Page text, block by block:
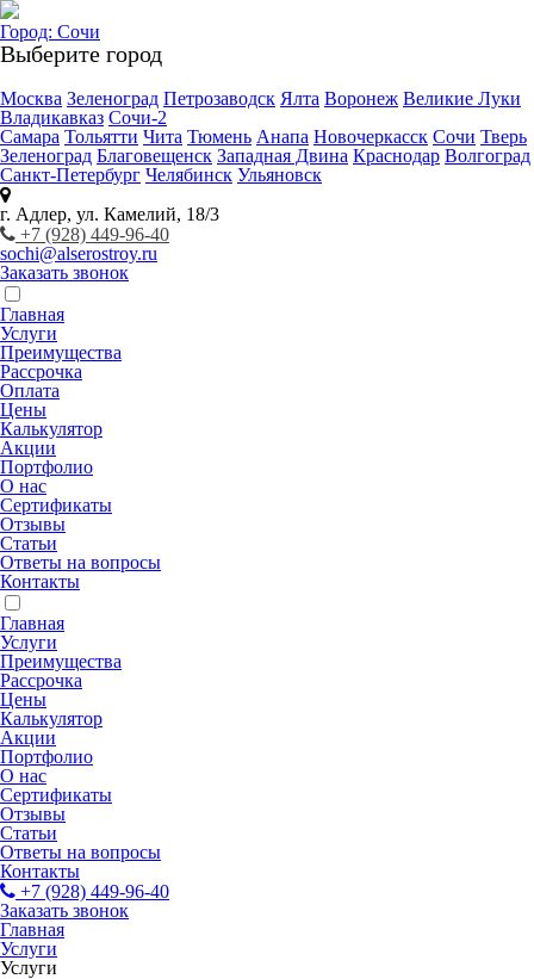
Город: Сочи
Выберите город
Москва Зеленоград Петрозаводск Ялта Воронеж Великие Луки
Владикавказ Сочи-2
Самара Тольятти Чита Тюмень Анапа Новочеркасск Сочи Тверь
Зеленоград Благовещенск Западная Двина Краснодар Волгоград
Санкт-Петербург Челябинск Ульяновск
г. Адлер, ул. Камелий, 18/3
+7 (928) 449-96-40
sochi@alserostroy.ru
Заказать звонок
Главная
Услуги
Преимущества
Рассрочка
Оплата
Цены
Калькулятор
Акции
Портфолио
О нас
Сертификаты
Отзывы
Статьи
Ответы на вопросы
Контакты
Главная
Услуги
Преимущества
Рассрочка
Цены
Калькулятор
Акции
Портфолио
О нас
Сертификаты
Отзывы
Статьи
Ответы на вопросы
Контакты
+7 (928) 449-96-40
Заказать звонок
Главная
Услуги
Услуги